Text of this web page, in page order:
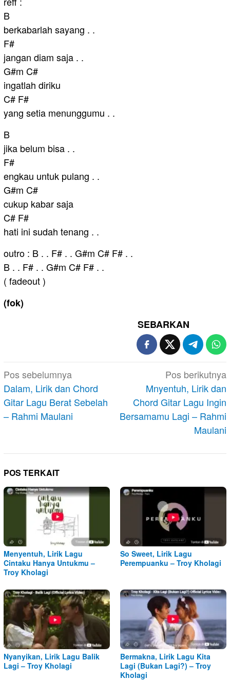
B
berkabarlah sayang . .
F#
jangan diam saja . .
G#m C#
ingatlah diriku
C# F#
yang setia menunggumu . .
B
jika belum bisa . .
F#
engkau untuk pulang . .
G#m C#
cukup kabar saja
C# F#
hati ini sudah tenang . .
outro : B . . F# . . G#m C# F# . .
B . . F# . . G#m C# F# . .
( fadeout )
(fok)
SEBARKAN
Navigasi
pos
Pos sebelumnya
Dalam, Lirik dan Chord
Gitar Lagu Berat Sebelah
– Rahmi Maulani
Pos berikutnya
Mnyentuh, Lirik dan
Chord Gitar Lagu Ingin
Bersamamu Lagi – Rahmi
Maulani
POS TERKAIT
Menyentuh, Lirik Lagu
Cintaku Hanya Untukmu –
Troy Kholagi
So Sweet, Lirik Lagu
Perempuanku – Troy Kholagi
Nyanyikan, Lirik Lagu Balik
Lagi – Troy Kholagi
Bermakna, Lirik Lagu Kita
Lagi (Bukan Lagi?) – Troy
Kholagi